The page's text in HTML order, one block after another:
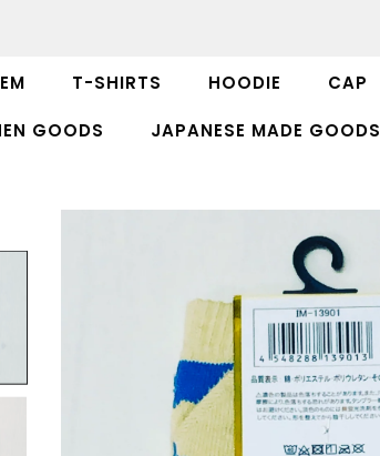
T-SHIRTS HOODIE CAP
GOODS JAPANESE MADE GOODS